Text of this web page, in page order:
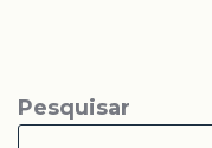
Pesquisar